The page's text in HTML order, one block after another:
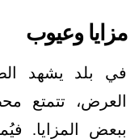
مزايا وعيوب
في بلد يشهد
العرض، تتمتع
ببعض المزايا.